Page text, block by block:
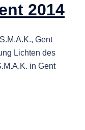
2014
Gent
Lichten des
in Gent